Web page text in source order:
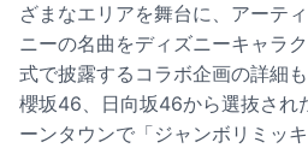
ざまなエリアを舞台に、アーテ
ニーの名曲をディズニーキャラ
式で披露するコラボ企画の詳細
櫻坂46、日向坂46から選抜され
ーンタウンで「ジャンボリミッ